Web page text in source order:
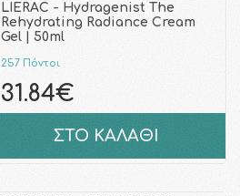
LIERAC - Hydragenist The
Rehydrating Radiance Cream
Gel | 50ml
257 Πόντοι
31.84€
ΣΤΟ ΚΑΛΑΘΙ